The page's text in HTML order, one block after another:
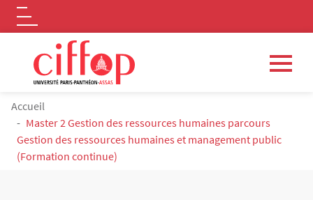
Aller au contenu principal
Logo
FIL D'ARIANE
Accueil
Master 2 Gestion des ressources humaines parcours
Gestion des ressources humaines et management public
(Formation continue)